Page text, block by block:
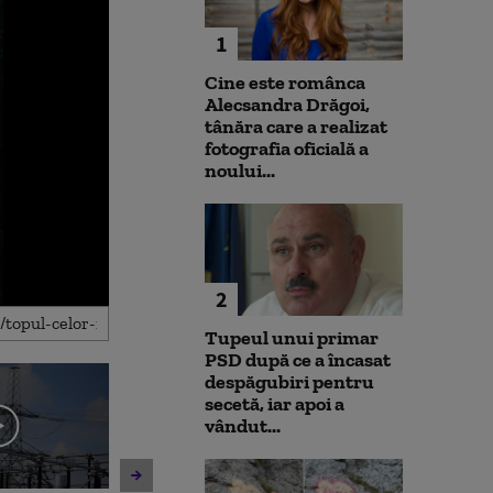
1
Cine este românca
Alecsandra Drăgoi,
tânăra care a realizat
fotografia oficială a
noului...
2
Tupeul unui primar
PSD după ce a încasat
despăgubiri pentru
secetă, iar apoi a
vândut...